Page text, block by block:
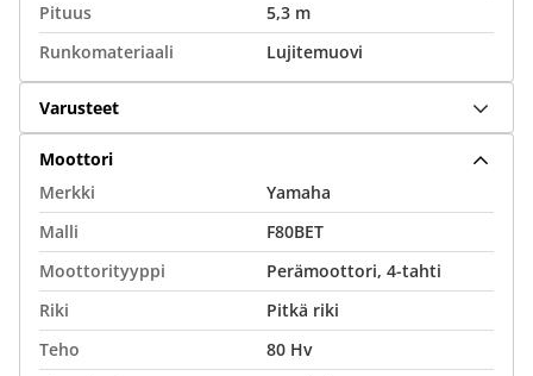
Pituus
5,3 m
Runkomateriaali
Lujitemuovi
Varusteet
Moottori
Merkki
Yamaha
Malli
F80BET
Moottorityyppi
Perämoottori, 4-tahti
Riki
Pitkä riki
Teho
80 Hv